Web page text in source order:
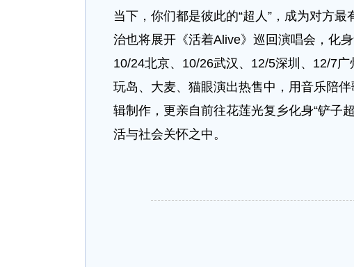
当下，你们都是彼此的“超人”，成为对方
治也将展开《活着Alive》巡回演唱会，化
10/24北京、10/26武汉、12/5深圳、12/7
玩岛、大麦、猫眼演出热售中，用音乐陪
辑制作，更亲自前往花莲光复乡化身“铲子
活与社会关怀之中。